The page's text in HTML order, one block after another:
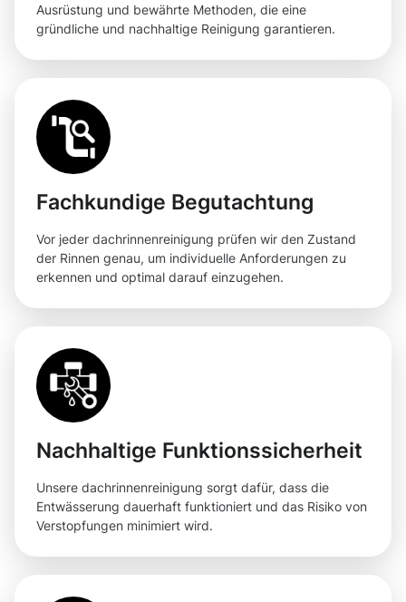
Ausrüstung und bewährte Methoden, die eine
gründliche und nachhaltige Reinigung garantieren.
Fachkundige Begutachtung
Vor jeder dachrinnenreinigung prüfen wir den Zustand
der Rinnen genau, um individuelle Anforderungen zu
erkennen und optimal darauf einzugehen.
Nachhaltige Funktionssicherheit
Unsere dachrinnenreinigung sorgt dafür, dass die
Entwässerung dauerhaft funktioniert und das Risiko von
Verstopfungen minimiert wird.